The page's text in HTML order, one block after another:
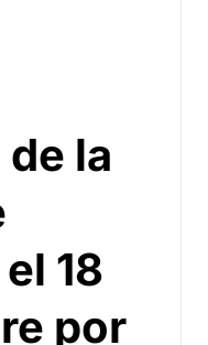
la
18
por